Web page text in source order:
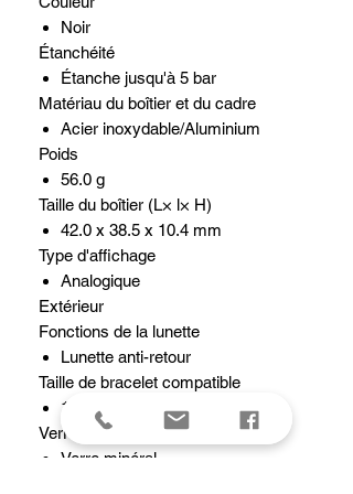
Noir
Étanchéité
Étanche jusqu'à 5 bar
Matériau du boîtier et du cadre
Acier inoxydable/Aluminium
Poids
56.0 g
Taille du boîtier (L× l× H)
42.0 x 38.5 x 10.4 mm
Type d'affichage
Analogique
Extérieur
Fonctions de la lunette
Lunette anti-retour
Taille de bracelet compatible
175 à 215 mm
Verre
Verre minéral